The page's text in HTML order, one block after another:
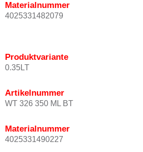
Materialnummer
4025331482079
Produktvariante
0.35LT
Artikelnummer
WT 326 350 ML BT
Materialnummer
4025331490227